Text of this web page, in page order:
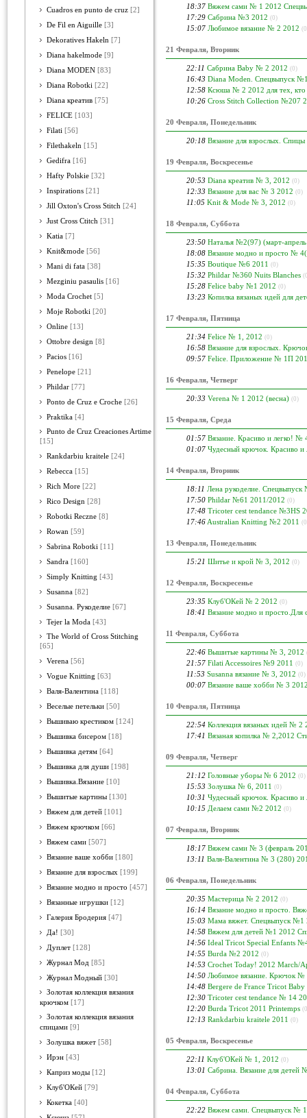
Cuadros en punto de cruz [2]
De Fil en Aiguille [3]
Dekoratives Hakeln [7]
Diana hakelmode [9]
Diana MODEN [83]
Diana Robotki [22]
Diana креатив [75]
FELICE [103]
Filati [56]
Filethakeln [15]
Gedifra [16]
Hafty Polskie [32]
Inspirations [21]
Jill Oxton's Cross Stitch [24]
Just Cross Ctitch [31]
Katia [7]
Knit&mode [56]
Mani di fata [38]
Mezginiu pasaulis [16]
Moda Crochet [5]
Moje Robotki [20]
Online [13]
Ottobre design [8]
Pacios [16]
Penelope [21]
Phildar [77]
Ponto de Cruz e Croche [26]
Praktika [4]
Punto de Cruz Creaciones Artime
[15]
Rankdarbiu kraitele [24]
Rebecca [15]
Rich More [22]
Rico Design [28]
Robotki Reczne [8]
Rowan [59]
Sabrina Robotki [11]
Sandra [160]
Simply Knitting [43]
Susanna [82]
Susanna. Рукоделие [67]
Tejer la Moda [43]
The World of Cross Stitching
[65]
Verena [56]
Vogue Knitting [63]
Валя-Валентина [118]
Веселые петельки [50]
Вышиваю крестиком [124]
Вышивка бисером [18]
Вышивка детям [64]
Вышивка для души [198]
Вышивка.Вязание [10]
Вышитые картины [130]
Вяжем для детей [101]
Вяжем крючком [66]
Вяжем сами [507]
Вязание ваше хобби [180]
Вязание для взрослых [199]
Вязание модно и просто [457]
Вязанные игрушки [12]
Галерия Бродерия [47]
Да! [30]
Дуплет [128]
Журнал Мод [85]
Журнал Модный [30]
Золотая коллекция вязания
крючком [17]
Золотая коллекция вязания
спицами [9]
Золушка вяжет [58]
Ирэн [43]
Каприз моды [12]
Клуб'ОКей [79]
Кокетка [40]
18:37 Вяжем сами № 1 2012
17:29 Сабрина №3 2012 (0)
15:07 Любимое вязание № 2 2012
21 Февраля, Вторник
22:11 Сабрина Baby № 2 2012 (0)
16:43 Diana Moden. Спецвыпуск
12:58 Ксюша № 2 2012 для тех, кто
10:26 Cross Stitch Collection №207
20 Февраля, Понедельник
20:18 Вязание для взрослых.
19 Февраля, Воскресенье
20:53 Diana креатив № 3, 2012 (0)
12:33 Вязание для вас № 3 2012 (0)
11:05 Knit & Mode № 3, 2012 (0)
18 Февраля, Суббота
23:50 Наталья №2(97) (март-
18:08 Вязание модно и просто №
15:35 Boutique №6 2011 (0)
15:32 Phildar №360 Nuits Blanches
15:28 Felice baby №1 2012 (0)
13:23 Копилка вязаных идей для
17 Февраля, Пятница
21:34 Felice № 1, 2012 (0)
16:58 Вязание для взрослых.
09:57 Felice. Приложение № 1П
16 Февраля, Четверг
20:33 Verena № 1 2012 (весна) (0)
15 Февраля, Среда
01:57 Вязание. Красиво и легко! №
01:07 Чудесный крючок. Красиво
14 Февраля, Вторник
18:11 Лена рукоделие.
17:50 Phildar №61 2011/2012 (0)
17:48 Tricoter cest tendance №3HS
17:46 Australian Knitting №2 2011
13 Февраля, Понедельник
15:21 Шитье и крой № 3, 2012 (0)
12 Февраля, Воскресенье
23:35 Клуб'ОКей № 2 2012 (0)
18:41 Вязание модно и
11 Февраля, Суббота
22:46 Вышитые картины № 3, 2012
21:57 Filati Accessoires №9 2011 (0)
11:53 Susanna вязание № 3, 2012 (0)
00:07 Вязание ваше хобби № 3
10 Февраля, Пятница
22:54 Коллекция вязаных идей № 2
17:41 Вязаная копилка № 2,2012
09 Февраля, Четверг
21:12 Головные уборы № 6 2012 (0)
15:53 Золушка № 6, 2011 (0)
10:31 Чудесный крючок. Красиво
10:15 Делаем сами №2 2012 (0)
07 Февраля, Вторник
18:17 Вяжем сами № 3 (февраль
13:11 Валя-Валентина № 3 (280)
06 Февраля, Понедельник
20:35 Мастерица № 2 2012 (0)
16:14 Вязание модно и просто.
15:03 Мама вяжет. Спецвыпуск №1
14:58 Вяжем для детей №1 2012
14:56 Ideal Tricot Special Enfants
14:55 Burda №2 2012 (0)
14:53 Crochet Today! 2012 March/
14:50 Любимое вязание. Крючок №
14:48 Bergere de France Tricot
12:30 Tricoter cest tendance № 14
12:20 Burda Tricot 2011 Printemps
12:13 Rankdarbiu kraitele 2011 (0)
05 Февраля, Воскресенье
22:11 Клуб'ОКей № 1, 2012 (0)
13:01 Сабрина. Вязание для детей
04 Февраля, Суббота
22:22 Вяжем сами. Спецвыпуск №